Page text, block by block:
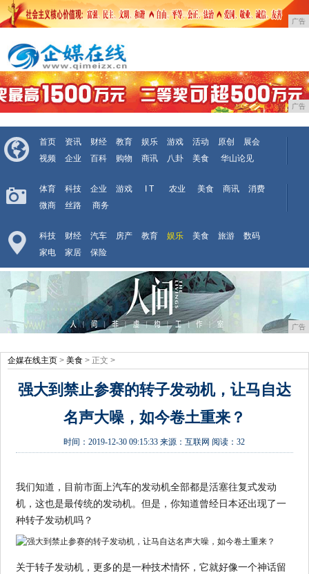
广告
广告
首页 资讯 财经 教育 娱乐 游戏 活动 原创
展会
视频
企业 百科 购物 商讯 八卦 美食 华山论见
体育 科技 企业 游戏 I T 农业 美食 商讯
消费
微商
丝路 商务
科技 财经 汽车 房产 教育 娱乐 美食 旅游
数码
家电
家居 保险
广告
企媒在线主页 > 美食 > 正文 >
强大到禁止参赛的转子发动机，让马自达
名声大噪，如今卷土重来？
时间：2019-12-30 09:15:33 来源：互联网 阅读：32
我们知道，目前市面上汽车的发动机全部都是活塞往复式发动
机，这也是最传统的发动机。但是，你知道曾经日本还出现了一
种转子发动机吗？
关于转子发动机，更多的是一种技术情怀，它就好像一个神话留